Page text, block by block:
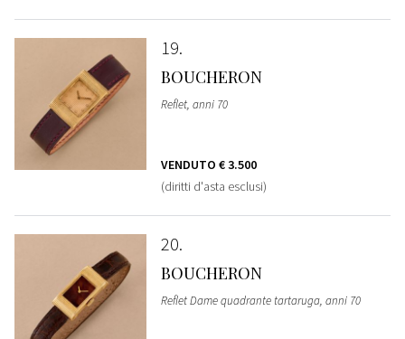
19
BOUCHERON
Reflet, anni 70
VENDUTO € 3.500
(diritti d'asta esclusi)
20
BOUCHERON
Reflet Dame quadrante tartaruga, anni 70